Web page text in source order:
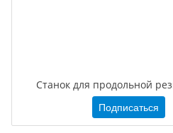
Станок для продольной
Подписаться